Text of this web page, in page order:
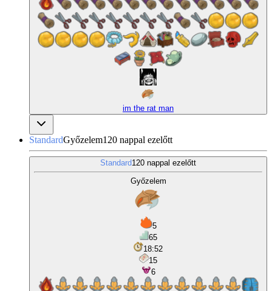
im the rat man
StandardGyőzelem120 nappal ezelőtt
Standard120 nappal ezelőtt
Győzelem
5
65
18:52
15
6